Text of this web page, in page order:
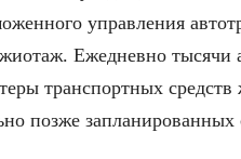
управления
Ежедневно тысячи
транспортных
позже запланированных